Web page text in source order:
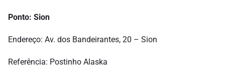
Ponto: Sion
Endereço: Av. dos Bandeirantes, 20 – Sion
Referência: Postinho Alaska